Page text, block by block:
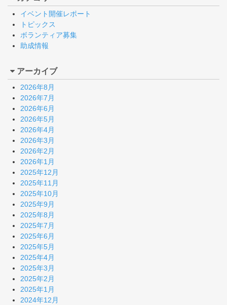
イベント開催レポート
トピックス
ボランティア募集
助成情報
アーカイブ
2026年8月
2026年7月
2026年6月
2026年5月
2026年4月
2026年3月
2026年2月
2026年1月
2025年12月
2025年11月
2025年10月
2025年9月
2025年8月
2025年7月
2025年6月
2025年5月
2025年4月
2025年3月
2025年2月
2025年1月
2024年12月